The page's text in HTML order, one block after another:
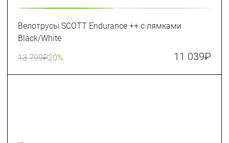
Велотрусы SCOTT Endurance ++ с лямками
Black/White
13 799₽20% 11 039₽